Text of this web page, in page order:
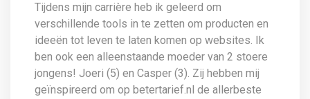
Tijdens mijn carrière heb ik geleerd om
verschillende tools in te zetten om producten en
ideeën tot leven te laten komen op websites. Ik
ben ook een alleenstaande moeder van 2 stoere
jongens! Joeri (5) en Casper (3). Zij hebben mij
geïnspireerd om op betertarief.nl de allerbeste